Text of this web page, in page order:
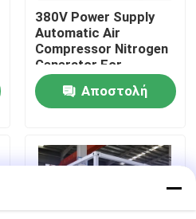
αγνότητας
380V Power Supply
Automatic Air
Compressor Nitrogen
Generator For
Beverage Filling
Αποστολή